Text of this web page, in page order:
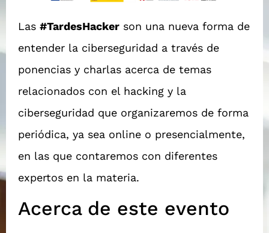
Las #TardesHacker son una nueva forma de
entender la ciberseguridad a través de
ponencias y charlas acerca de temas
relacionados con el hacking y la
ciberseguridad que organizaremos de forma
periódica, ya sea online o presencialmente,
en las que contaremos con diferentes
expertos en la materia.
Acerca de este evento